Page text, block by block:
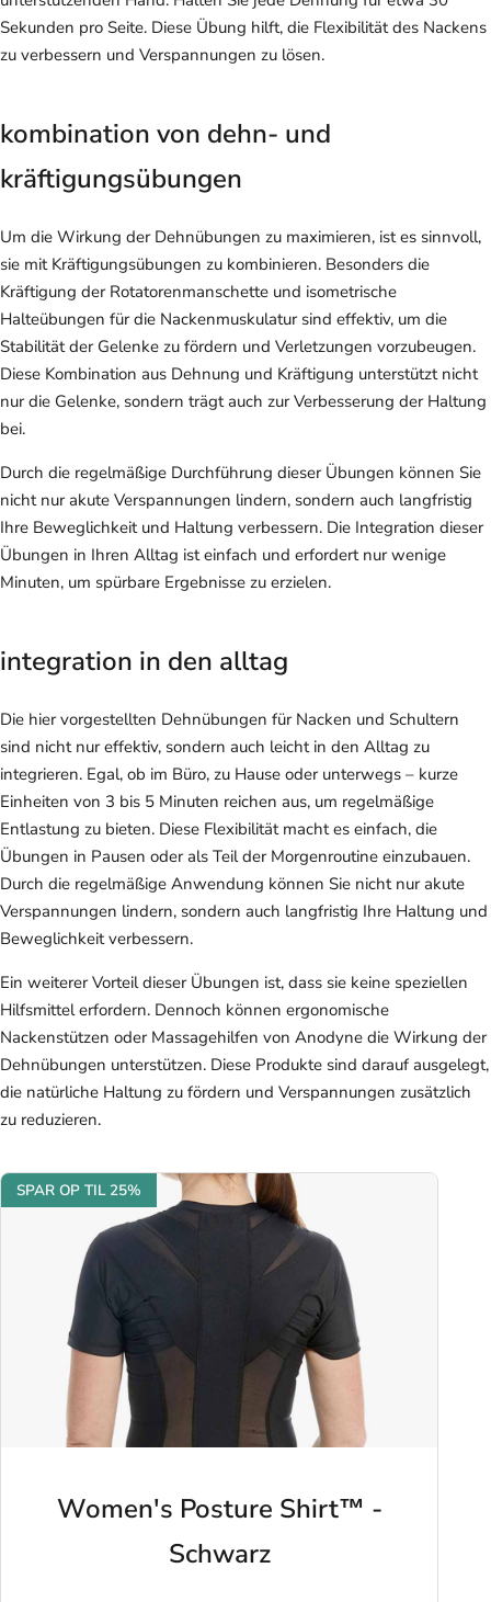
Sekunden pro Seite. Diese Übung hilft, die Flexibilität des Nackens
zu verbessern und Verspannungen zu lösen.
kombination von dehn- und
kräftigungsübungen
Um die Wirkung der Dehnübungen zu maximieren, ist es sinnvoll,
sie mit Kräftigungsübungen zu kombinieren. Besonders die
Kräftigung der Rotatorenmanschette und isometrische
Halteübungen für die Nackenmuskulatur sind effektiv, um die
Stabilität der Gelenke zu fördern und Verletzungen vorzubeugen.
Diese Kombination aus Dehnung und Kräftigung unterstützt nicht
nur die Gelenke, sondern trägt auch zur Verbesserung der Haltung
bei.
Durch die regelmäßige Durchführung dieser Übungen können Sie
nicht nur akute Verspannungen lindern, sondern auch langfristig
Ihre Beweglichkeit und Haltung verbessern. Die Integration dieser
Übungen in Ihren Alltag ist einfach und erfordert nur wenige
Minuten, um spürbare Ergebnisse zu erzielen.
integration in den alltag
Die hier vorgestellten Dehnübungen für Nacken und Schultern
sind nicht nur effektiv, sondern auch leicht in den Alltag zu
integrieren. Egal, ob im Büro, zu Hause oder unterwegs – kurze
Einheiten von 3 bis 5 Minuten reichen aus, um regelmäßige
Entlastung zu bieten. Diese Flexibilität macht es einfach, die
Übungen in Pausen oder als Teil der Morgenroutine einzubauen.
Durch die regelmäßige Anwendung können Sie nicht nur akute
Verspannungen lindern, sondern auch langfristig Ihre Haltung und
Beweglichkeit verbessern.
Ein weiterer Vorteil dieser Übungen ist, dass sie keine speziellen
Hilfsmittel erfordern. Dennoch können ergonomische
Nackenstützen oder Massagehilfen von Anodyne die Wirkung der
Dehnübungen unterstützen. Diese Produkte sind darauf ausgelegt,
die natürliche Haltung zu fördern und Verspannungen zusätzlich
zu reduzieren.
SPAR OP TIL 25%
Women's Posture Shirt™ -
Schwarz